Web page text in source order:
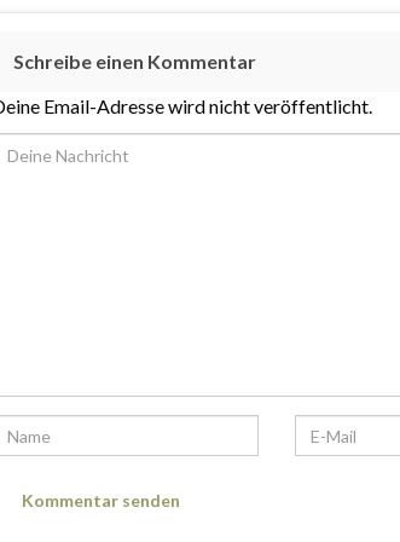
Schreibe einen Kommentar
Email-Adresse wird nicht veröffentlicht.